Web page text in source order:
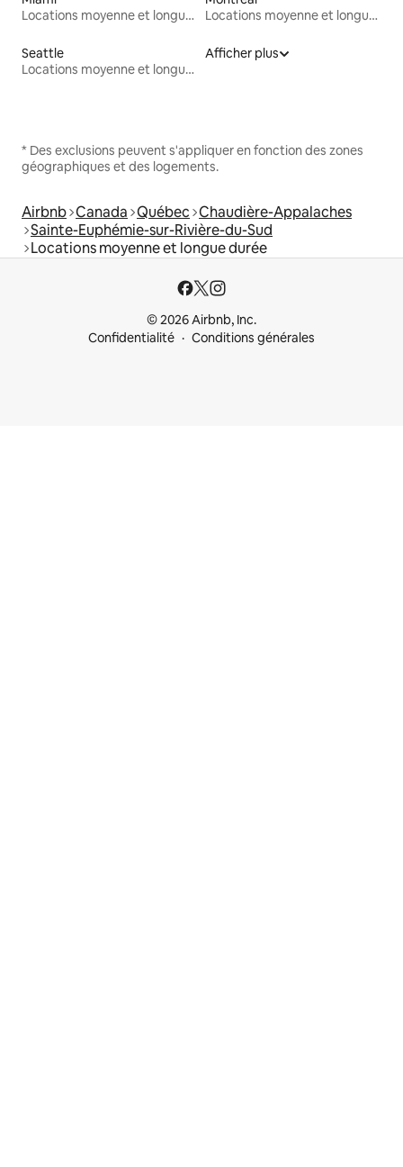
Locations moyenne et longue durée
Locations moyenne et longue durée
Seattle
Locations moyenne et longue durée
Afficher plus
* Des exclusions peuvent s'appliquer en fonction des zones
géographiques et des logements.
Airbnb Canada Québec Chaudière-Appalaches
Sainte-Euphémie-sur-Rivière-du-Sud
Locations moyenne et longue durée
© 2026 Airbnb, Inc.
Confidentialité
Conditions générales